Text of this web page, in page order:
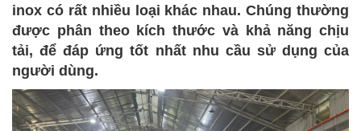
inox có rất nhiều loại khác nhau. Chúng thường
được phân theo kích thước và khả năng chịu
tải, để đáp ứng tốt nhất nhu cầu sử dụng của
người dùng.